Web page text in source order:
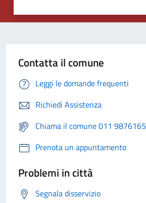
Contatta il comune
Leggi le domande frequenti
Richiedi Assistenza
Chiama il comune 011 9876165
Prenota un appuntamento
Problemi in città
Segnala disservizio